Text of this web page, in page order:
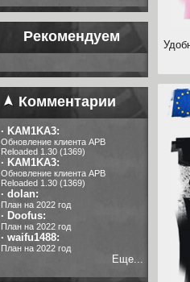
Рекомендуем
Комментарии
· KAM1KA3:
Обновление клиента APB
Reloaded 1.30 (1369)
· KAM1KA3:
Обновление клиента APB
Reloaded 1.30 (1369)
· dolan:
План на 2022 год
· Doofus:
План на 2022 год
· waifu1488:
План на 2022 год
Еще...